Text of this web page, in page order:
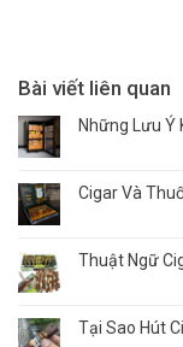
Bài viết liên quan
Những Lưu Ý
Cigar Và
Thuật Ngữ
Tại Sao Hút